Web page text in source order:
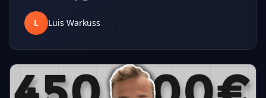
L Luis Warkuss